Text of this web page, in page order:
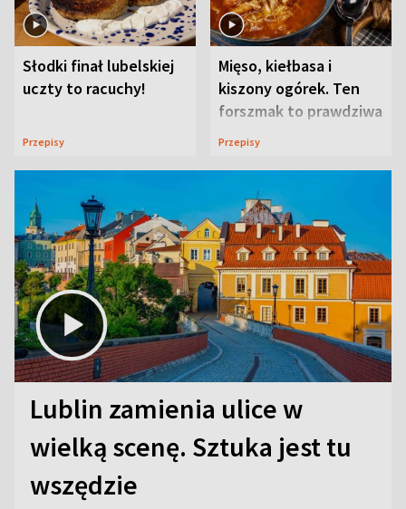
Słodki finał lubelskiej
uczty to racuchy!
Przepisy
Mięso, kiełbasa i
kiszony ogórek. Ten
forszmak to prawdziwa
uczta
Przepisy
Lublin zamienia ulice w
wielką scenę. Sztuka jest tu
wszędzie